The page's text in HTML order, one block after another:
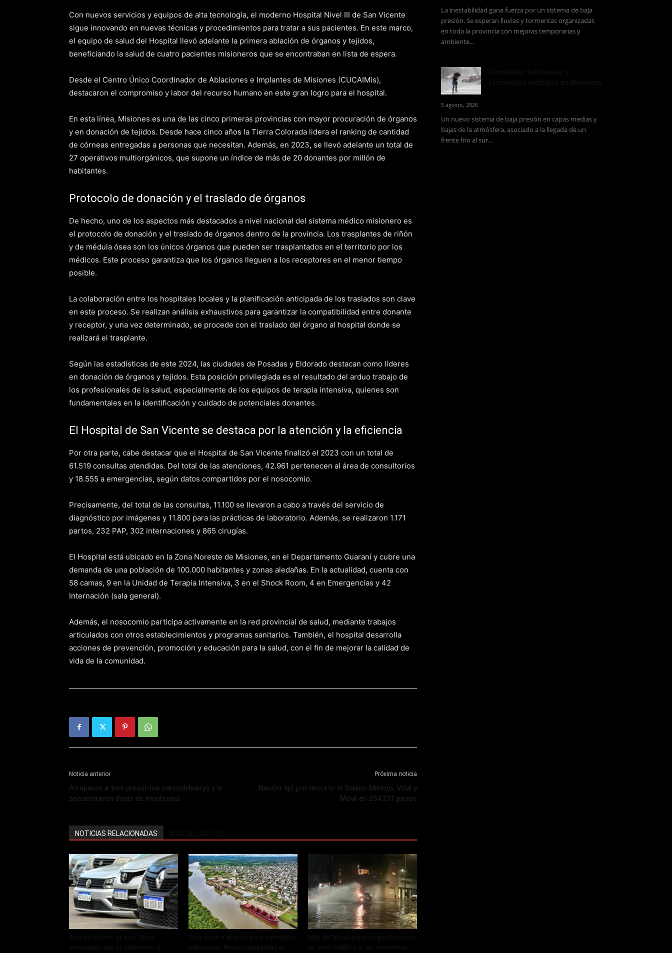
Con nuevos servicios y equipos de alta tecnología, el moderno Hospital Nivel III de San Vicente
sigue innovando en nuevas técnicas y procedimientos para tratar a sus pacientes. En este marco,
el equipo de salud del Hospital llevó adelante la primera ablación de órganos y tejidos,
beneficiando la salud de cuatro pacientes misioneros que se encontraban en lista de espera.
Desde el Centro Único Coordinador de Ablaciones e Implantes de Misiones (CUCAIMis),
destacaron el compromiso y labor del recurso humano en este gran logro para el hospital.
En esta línea, Misiones es una de las cinco primeras provincias con mayor procuración de órganos
y en donación de tejidos. Desde hace cinco años la Tierra Colorada lidera el ranking de cantidad
de córneas entregadas a personas que necesitan. Además, en 2023, se llevó adelante un total de
27 operativos multiorgánicos, que supone un índice de más de 20 donantes por millón de
habitantes.
Protocolo de donación y el traslado de órganos
De hecho, uno de los aspectos más destacados a nivel nacional del sistema médico misionero es
el protocolo de donación y el traslado de órganos dentro de la provincia. Los trasplantes de riñón
y de médula ósea son los únicos órganos que pueden ser trasplantados en el territorio por los
médicos. Este proceso garantiza que los órganos lleguen a los receptores en el menor tiempo
posible.
La colaboración entre los hospitales locales y la planificación anticipada de los traslados son clave
en este proceso. Se realizan análisis exhaustivos para garantizar la compatibilidad entre donante
y receptor, y una vez determinado, se procede con el traslado del órgano al hospital donde se
realizará el trasplante.
Según las estadísticas de este 2024, las ciudades de Posadas y Eldorado destacan como líderes
en donación de órganos y tejidos. Esta posición privilegiada es el resultado del arduo trabajo de
los profesionales de la salud, especialmente de los equipos de terapia intensiva, quienes son
fundamentales en la identificación y cuidado de potenciales donantes.
El Hospital de San Vicente se destaca por la atención y la eficiencia
Por otra parte, cabe destacar que el Hospital de San Vicente finalizó el 2023 con un total de
61.519 consultas atendidas. Del total de las atenciones, 42.961 pertenecen al área de consultorios
y 18.555 a emergencias, según datos compartidos por el nosocomio.
Precisamente, del total de las consultas, 11.100 se llevaron a cabo a través del servicio de
diagnóstico por imágenes y 11.800 para las prácticas de laboratorio. Además, se realizaron 1.171
partos, 232 PAP, 302 internaciones y 865 cirugías.
El Hospital está ubicado en la Zona Noreste de Misiones, en el Departamento Guaraní y cubre una
demanda de una población de 100.000 habitantes y zonas aledañas. En la actualidad, cuenta con
58 camas, 9 en la Unidad de Terapia Intensiva, 3 en el Shock Room, 4 en Emergencias y 42
Internación (sala general).
Además, el nosocomio participa activamente en la red provincial de salud, mediante trabajos
articulados con otros establecimientos y programas sanitarios. También, el hospital desarrolla
acciones de prevención, promoción y educación para la salud, con el fin de mejorar la calidad de
vida de la comunidad.
Noticia anterior
Atraparon a tres presuntos narcodeliverys y le
secuestraron dosis de marihuana
Próxima noticia
Nación fijó por decreto el Salario Mínimo, Vital y
Móvil en 254.231 pesos
NOTICIAS RELACIONADAS
La inestabilidad gana fuerza por un sistema de baja
presión. Se esperan lluvias y tormentas organizadas
en toda la provincia con mejoras temporarias y
ambiente...
5 agosto, 2026
Un nuevo sistema de baja presión en capas medias y
bajas de la atmósfera, asociado a la llegada de un
frente frío al sur...